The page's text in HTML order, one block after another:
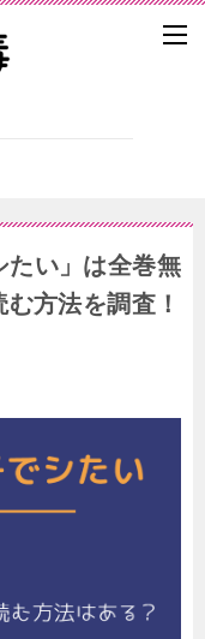
たい」は全巻無
⽅法を調査！